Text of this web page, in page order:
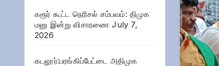
கரூர் கூட்ட நெரிசல் சம்பவம்: திமுக
மனு இன்று விசாரணை July 7,
2026
கடலூர்:பரங்கிப்பேட்டை அதிமுக